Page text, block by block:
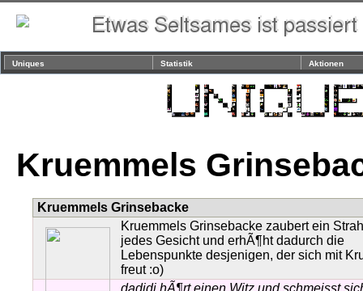
Uniques Statistik Aktionen
Kruemmels
Kruemmels Grinsebacke
Kruemmels Grinsebacke zaubert ein
jedes Gesicht und erhÃ¶ht dadurch die
Lebenspunkte desjenigen, der sich mit
freut :o)
dadidi hÃ¶rt einen Witz und schmeisst